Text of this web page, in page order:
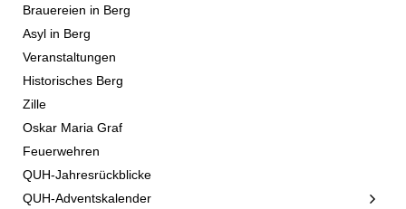
Brauereien in Berg
Asyl in Berg
Veranstaltungen
Historisches Berg
Zille
Oskar Maria Graf
Feuerwehren
QUH-Jahresrückblicke
QUH-Adventskalender